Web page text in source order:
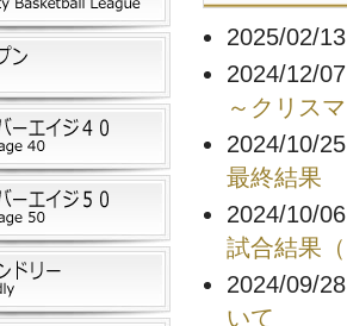
2025/02/
2024/12/
～クリス
2024/10/
最終結果
2024/10/
試合結果
2024/09/
いて